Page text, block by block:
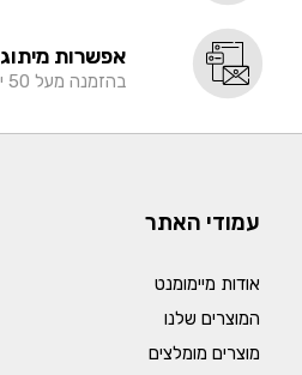
אפשרות מיתוג
בהזמנה מעל 50 יח' לפריט
עמודי האתר
אודות מיימומנט
המוצרים שלנו
מוצרים מומלצים